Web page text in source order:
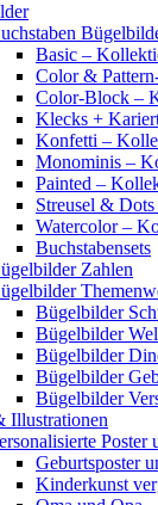
Basic –
Color &
Color-Block –
Klecks +
Konfetti –
Monominis –
Painted –
Streusel &
Watercolor –
Buchstabensets
Zahlen
Bügelbilder
Bügelbilder
Bügelbilder
Bügelbilder
Bügelbilder
Illustrationen
Poster
Geburtsposter
Kinderkunst